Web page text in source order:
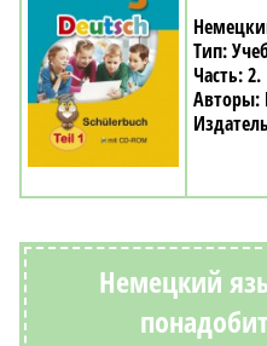
2
Немецкий